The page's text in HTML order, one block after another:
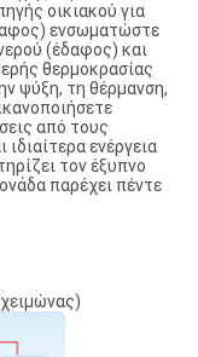
οικιακού για
ενσωματώστε
(έδαφος) και
θερμοκρασίας
ψύξη, τη θέρμανση,
από τους
ενέργεια
τον έξυπνο
παρέχει πέντε